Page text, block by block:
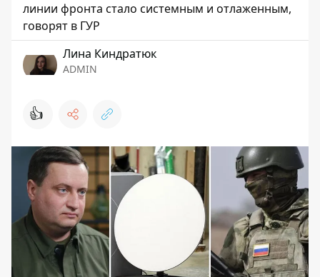
линии фронта стало системным и отлаженным,
говорят в ГУР
Лина Киндратюк
ADMIN
👍